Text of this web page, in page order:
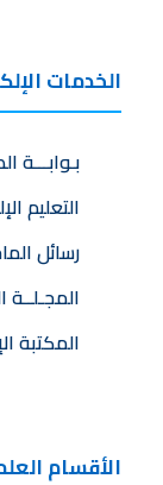
الخدمات
بـوابـــة
التعليم
رسائل
المجـلــة
المكتبة
الأقسام